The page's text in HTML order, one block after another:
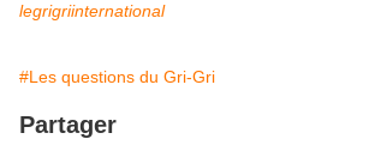
legrigriinternational
#Les questions du Gri-Gri
Partager